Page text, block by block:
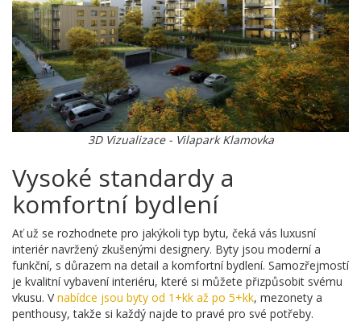
3D Vizualizace - Vilapark Klamovka
Vysoké standardy a
komfortní bydlení
Ať už se rozhodnete pro jakýkoli typ bytu, čeká vás luxusní
interiér navržený zkušenými designery. Byty jsou moderní a
funkční, s důrazem na detail a komfortní bydlení. Samozřejmostí
je kvalitní vybavení interiéru, které si můžete přizpůsobit svému
vkusu. Vnabídce jsou byty od 1+kk až po 5+kk, mezonety a
penthousy, takže si každý najde to pravé pro své potřeby.